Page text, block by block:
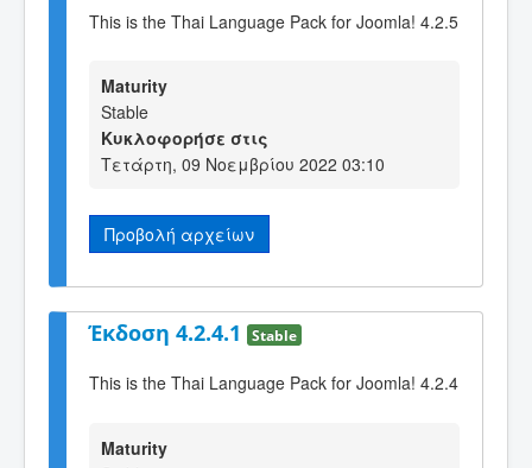
This is the Thai Language Pack for Joomla! 4.2.5
Maturity
Stable
Κυκλοφορήσε στις
Τετάρτη, 09 Νοεμβρίου 2022 03:10
Προβολή αρχείων
Έκδοση 4.2.4.1 Stable
This is the Thai Language Pack for Joomla! 4.2.4
Maturity